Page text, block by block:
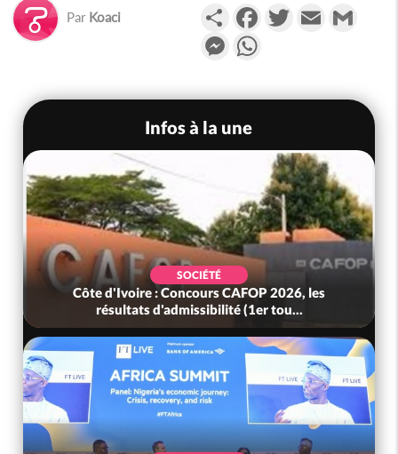
Par Koaci PartagerFacebookTwitterEmail
Messenger
Infos à la une
SOCIÉTÉ
Côte d'Ivoire : Concours CAFOP 2026, les
résultats d'admissibilité (1er tou...